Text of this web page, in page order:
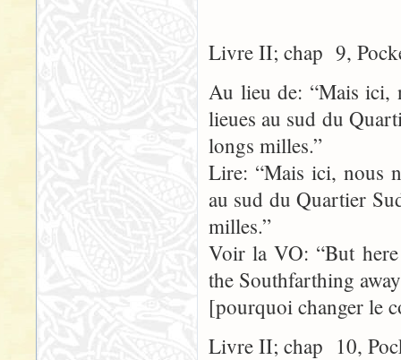
Livre II; chap 9,
Au lieu de: “Mais ici,
lieues au sud du
longs milles.”
Lire: “Mais ici, nous
au sud du Quartier
milles.”
Voir la VO: “But
the Southfarthing
[pourquoi changer le
Livre II; chap 10,